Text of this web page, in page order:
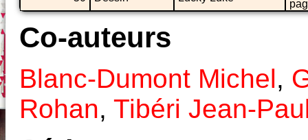
Co-auteurs
Blanc-Dumont Michel,
Rohan, Tibéri Jean-